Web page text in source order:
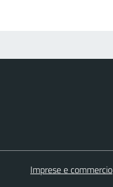
Imprese e commercio